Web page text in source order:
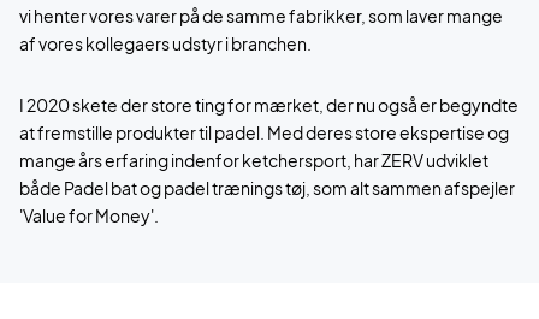
vi henter vores varer på de samme fabrikker, som laver mange
af vores kollegaers udstyr i branchen.
I 2020 skete der store ting for mærket, der nu også er begyndte
at fremstille produkter til padel. Med deres store ekspertise og
mange års erfaring indenfor ketchersport, har ZERV udviklet
både Padel bat og padel trænings tøj, som alt sammen afspejler
'Value for Money'.